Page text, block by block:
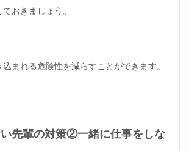
おきましょう。
まれる危険性を減らすことができます。
先輩の対策②一緒に仕事をしな